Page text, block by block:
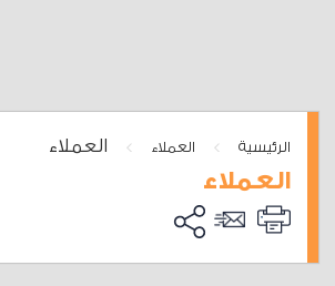
الرئيسية > العملاء > العملاء
العملاء